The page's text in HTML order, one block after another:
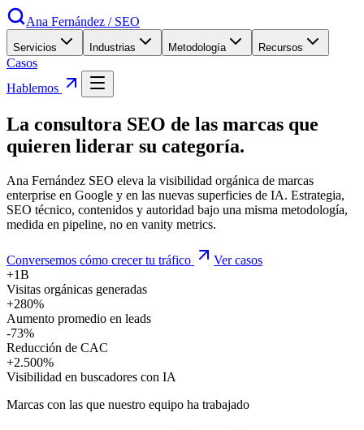
Ana Fernández / SEO
Servicios Industrias Metodología Recursos
Casos
Hablemos
La consultora SEO de las marcas que
quieren liderar su categoría.
Ana Fernández SEO eleva la visibilidad orgánica de marcas
enterprise en Google y en las nuevas superficies de IA. Estrategia,
SEO técnico, contenidos y autoridad bajo una misma metodología,
medida en pipeline, no en vanity metrics.
Conversemos cómo crecer tu tráfico
Ver casos
+1B
Visitas orgánicas generadas
+280%
Aumento promedio en leads
-73%
Reducción de CAC
+2.500%
Visibilidad en buscadores con IA
Marcas con las que nuestro equipo ha trabajado